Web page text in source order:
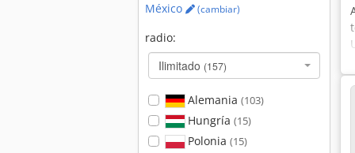
México
(cambiar)
radio:
Ilimitado (157)
Alemania (103)
Hungría (15)
Polonia (15)